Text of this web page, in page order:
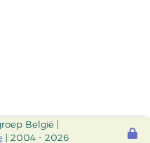
België |
| 2004 - 2026